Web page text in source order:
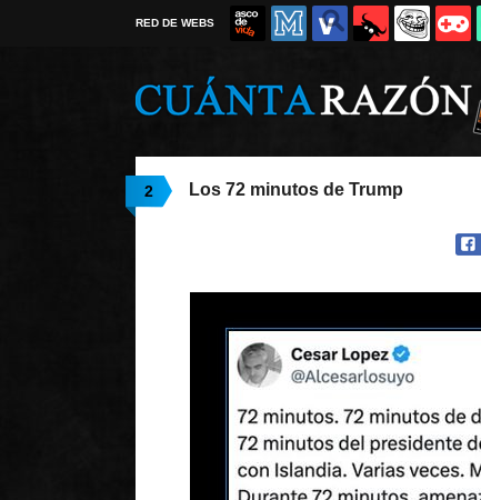
RED DE WEBS
2 Los 72 minutos de Trump